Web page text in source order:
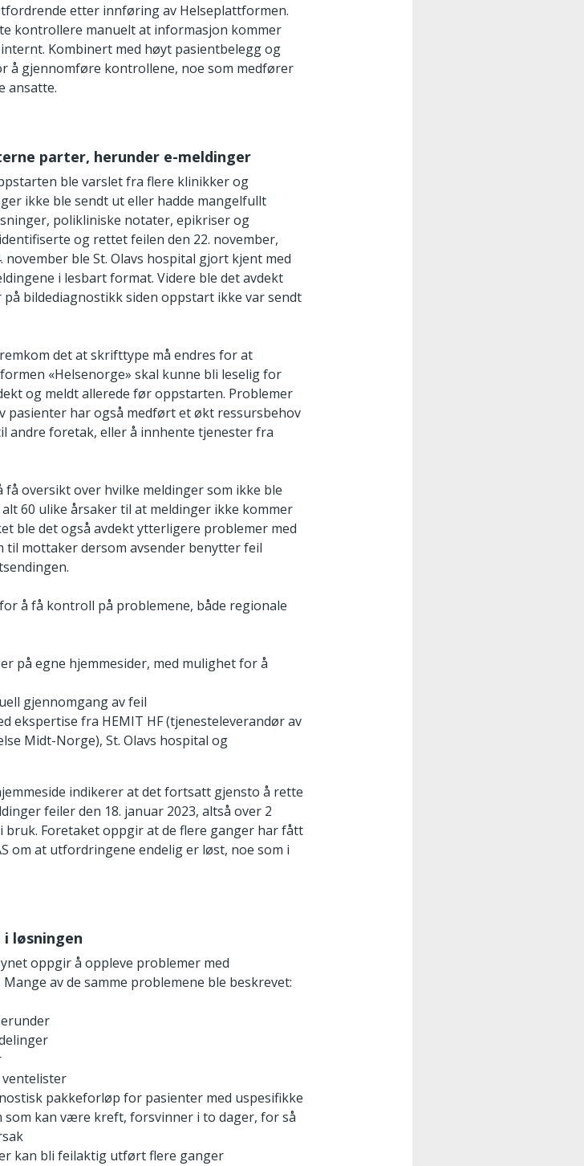
etter innføring av Helseplattformen.
kontrollere manuelt at informasjon kommer
Kombinert med høyt pasientbelegg og
å gjennomføre kontrollene, noe som medfører
ansatte.
parter, herunder e-meldinger
ble varslet fra flere klinikker og
ikke ble sendt ut eller hadde mangelfullt
polikliniske notater, epikriser og
og rettet feilen den 22. november,
ble St. Olavs hospital gjort kjent med
i lesbart format. Videre ble det avdekt
bildediagnostikk siden oppstart ikke var sendt
det at skrifttype må endres for at
«Helsenorge» skal kunne bli leselig for
og meldt allerede før oppstarten. Problemer
pasienter har også medført et økt ressursbehov
andre foretak, eller å innhente tjenester fra
oversikt over hvilke meldinger som ikke ble
60 ulike årsaker til at meldinger ikke kommer
ble det også avdekt ytterligere problemer med
mottaker dersom avsender benytter feil
å få kontroll på problemene, både regionale
på egne hjemmesider, med mulighet for å
gjennomgang av feil
ekspertise fra HEMIT HF (tjenesteleverandør av
Midt-Norge), St. Olavs hospital og
indikerer at det fortsatt gjensto å rette
feiler den 18. januar 2023, altså over 2
Foretaket oppgir at de flere ganger har fått
om at utfordringene endelig er løst, noe som i
løsningen
oppgir å oppleve problemer med
av de samme problemene ble beskrevet:
pakkeforløp for pasienter med uspesifikke
som kan være kreft, forsvinner i to dager, for så
kan bli feilaktig utført flere ganger